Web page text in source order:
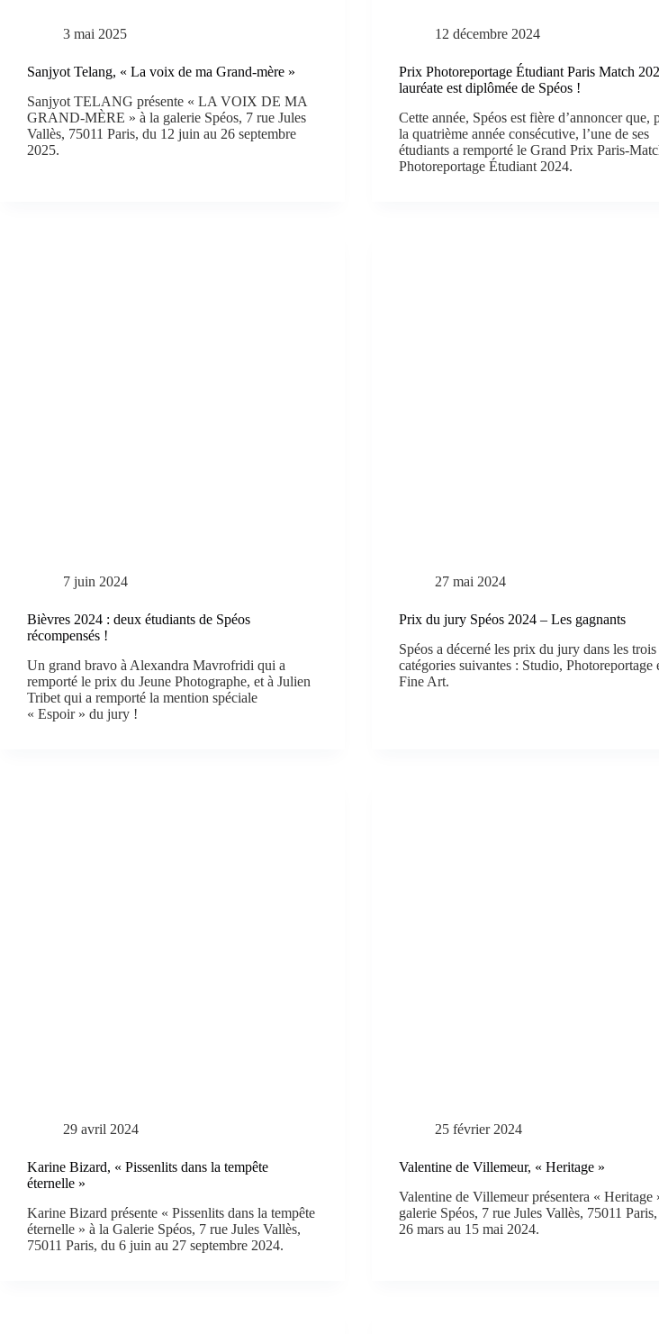
3 mai 2025
Sanjyot Telang, « La voix de ma Grand-mère »
Sanjyot TELANG présente « LA VOIX DE MA
GRAND-MÈRE » à la galerie Spéos, 7 rue Jules
Vallès, 75011 Paris, du 12 juin au 26 septembre
2025.
12 décembre 2024
Prix Photoreportage Étudiant Paris Match
lauréate est diplômée de Spéos !
Cette année, Spéos est fière d’annoncer que,
la quatrième année consécutive, l’une de ses
étudiants a remporté le Grand Prix Paris-
Photoreportage Étudiant 2024.
7 juin 2024
Bièvres 2024 : deux étudiants de Spéos
récompensés !
Un grand bravo à Alexandra Mavrofridi qui a
remporté le prix du Jeune Photographe, et à Julien
Tribet qui a remporté la mention spéciale
« Espoir » du jury !
27 mai 2024
Prix du jury Spéos 2024 – Les gagnants
Spéos a décerné les prix du jury dans les trois
catégories suivantes : Studio, Photoreportage
Fine Art.
29 avril 2024
Karine Bizard, « Pissenlits dans la tempête
éternelle »
Karine Bizard présente « Pissenlits dans la tempête
éternelle » à la Galerie Spéos, 7 rue Jules Vallès,
75011 Paris, du 6 juin au 27 septembre 2024.
25 février 2024
Valentine de Villemeur, « Heritage »
Valentine de Villemeur présentera « Heritage
galerie Spéos, 7 rue Jules Vallès, 75011
26 mars au 15 mai 2024.